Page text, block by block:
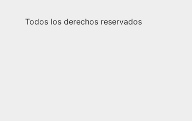
Todos los derechos reservados